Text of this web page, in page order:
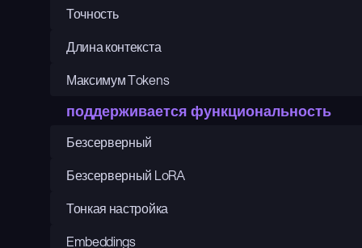
Точность
Длина контекста
Максимум Tokens
поддерживается функциональность
Безсерверный
Безсерверный LoRA
Тонкая настройка
Embeddings